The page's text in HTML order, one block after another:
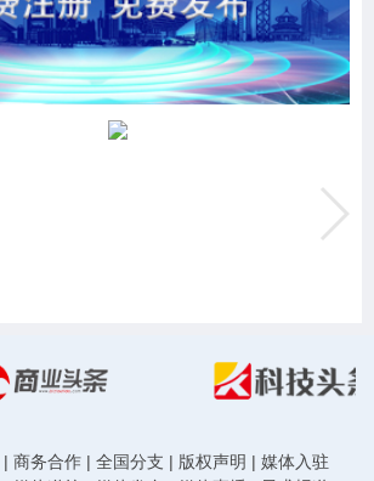
| 商务合作 | 全国分支 | 版权声明 | 媒体入驻